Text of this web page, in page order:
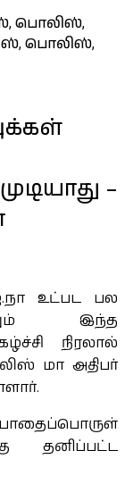
, பொலிஸ்,
, பொலிஸ்,
–
உட்பட பல
இந்த
நிரலால்
மா அதிபர்
தனிப்பட்ட